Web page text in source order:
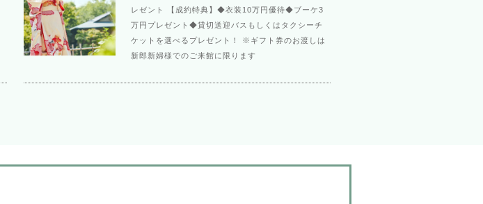
レゼント 【成約特典】◆衣装10万円優待◆ブーケ3
万円プレゼント◆貸切送迎バスもしくはタクシーチ
ケットを選べるプレゼント！ ※ギフト券のお渡しは
新郎新婦様でのご来館に限ります